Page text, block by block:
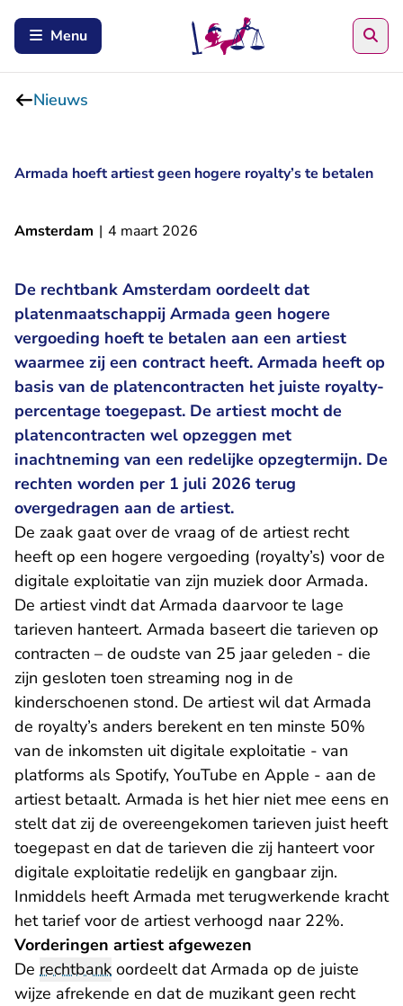
Menu
Nieuws
Armada hoeft artiest geen hogere royalty’s te betalen
Amsterdam | 4 maart 2026
De rechtbank Amsterdam oordeelt dat
platenmaatschappij Armada geen hogere
vergoeding hoeft te betalen aan een artiest
waarmee zij een contract heeft. Armada heeft op
basis van de platencontracten het juiste royalty-
percentage toegepast. De artiest mocht de
platencontracten wel opzeggen met
inachtneming van een redelijke opzegtermijn. De
rechten worden per 1 juli 2026 terug
overgedragen aan de artiest.
De zaak gaat over de vraag of de artiest recht
heeft op een hogere vergoeding (royalty’s) voor de
digitale exploitatie van zijn muziek door Armada.
De artiest vindt dat Armada daarvoor te lage
tarieven hanteert. Armada baseert die tarieven op
contracten – de oudste van 25 jaar geleden - die
zijn gesloten toen streaming nog in de
kinderschoenen stond. De artiest wil dat Armada
de royalty’s anders berekent en ten minste 50%
van de inkomsten uit digitale exploitatie - van
platforms als Spotify, YouTube en Apple - aan de
artiest betaalt. Armada is het hier niet mee eens en
stelt dat zij de overeengekomen tarieven juist heeft
toegepast en dat de tarieven die zij hanteert voor
digitale exploitatie redelijk en gangbaar zijn.
Inmiddels heeft Armada met terugwerkende kracht
het tarief voor de artiest verhoogd naar 22%.
Vorderingen artiest afgewezen
De rechtbank oordeelt dat Armada op de juiste
wijze afrekende en dat de muzikant geen recht